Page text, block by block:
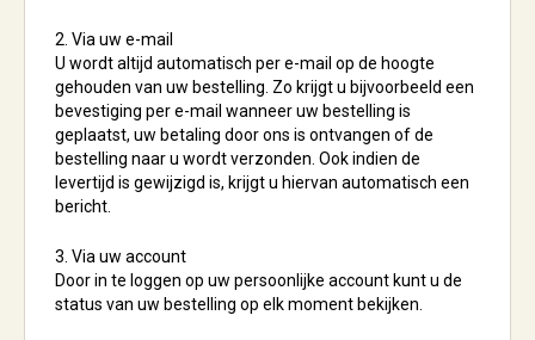
2. Via uw e-mail
U wordt altijd automatisch per e-mail op de hoogte
gehouden van uw bestelling. Zo krijgt u bijvoorbeeld een
bevestiging per e-mail wanneer uw bestelling is
geplaatst, uw betaling door ons is ontvangen of de
bestelling naar u wordt verzonden. Ook indien de
levertijd is gewijzigd is, krijgt u hiervan automatisch een
bericht.
3. Via uw account
Door in te loggen op uw persoonlijke account kunt u de
status van uw bestelling op elk moment bekijken.